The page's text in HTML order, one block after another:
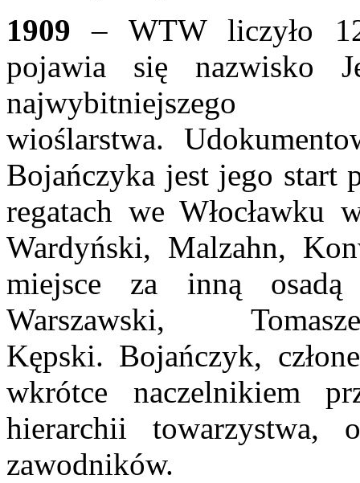
1909– WTW liczyło
pojawia się nazwisko
wioślarstwa.
Bojańczyka jest jego start
regatach we
Wardyński, Malzahn,
miejsce za inną
Warszawski,
Kępski. Bojańczyk,
wkrótce naczelnikiem
hierarchii towarzystwa,
zawodników.